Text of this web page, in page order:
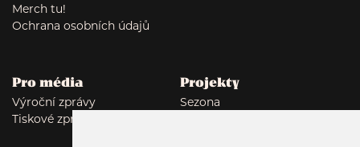
Merch tu!
Ochrana osobních údajů
Pro média
Výroční zprávy
Tiskové zprávy
Projekty
Sezona